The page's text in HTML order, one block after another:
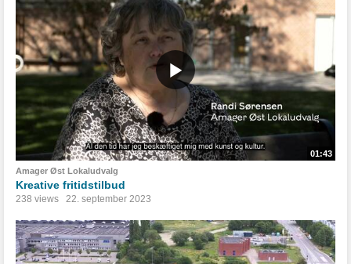
01:43
Amager Øst Lokaludvalg
Kreative fritidstilbud
238 views 22. september 2023